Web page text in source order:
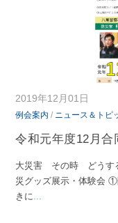
2019年12月01日
例会案内 / ニュース＆トピ
令和元年度12月合
大災害 その時 どうす
災グッズ展示・体験会
きに